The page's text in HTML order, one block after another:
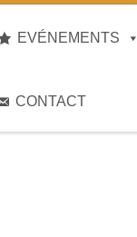
EVÉNEMENTS
CONTACT